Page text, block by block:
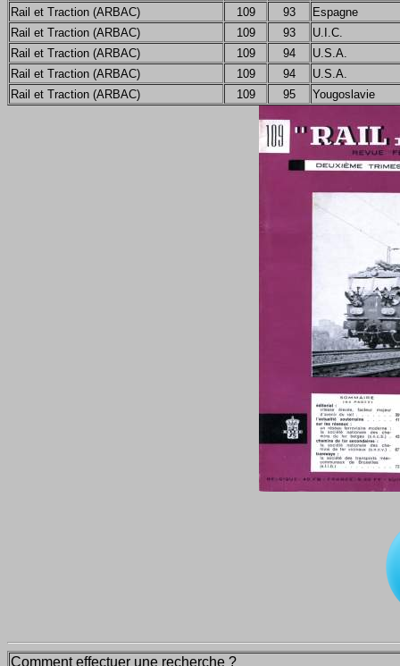
Rail et Traction (ARBAC)
109 93
Espagne
Rail et Traction (ARBAC)
109 93
U.I.C.
Rail et Traction (ARBAC)
109 94
U.S.A.
Rail et Traction (ARBAC)
109 94
U.S.A.
Rail et Traction (ARBAC)
109 95 Yougoslavie
Comment effectuer une recherche ?